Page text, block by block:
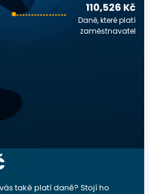
110,526 Kč
Daně, které platí
zaměstnavatel
také platí daně? Stojí ho